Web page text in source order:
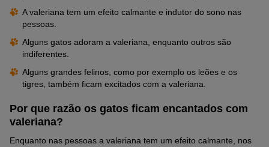
A valeriana tem um efeito calmante e indutor do sono nas
pessoas.
Alguns gatos adoram a valeriana, enquanto outros são
indiferentes.
Alguns grandes felinos, como por exemplo os leões e os
tigres, também ficam excitados com a valeriana.
Por que razão os gatos ficam encantados com
valeriana?
Enquanto nas pessoas a valeriana tem um efeito calmante, nos